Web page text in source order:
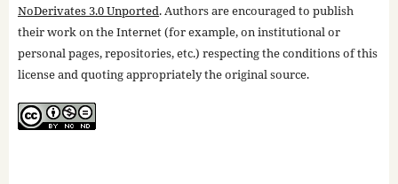
NoDerivates 3.0 Unported. Authors are encouraged to publish
their work on the Internet (for example, on institutional or
personal pages, repositories, etc.) respecting the conditions of this
license and quoting appropriately the original source.